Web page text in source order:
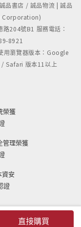
直接購買
品書店 / 誠品物流 | 誠品
Corporation)
204號B1 服務電話：
8921
用瀏覽器版本：Google
Safari 版本11以上
榮獲
管理榮獲
資安
證